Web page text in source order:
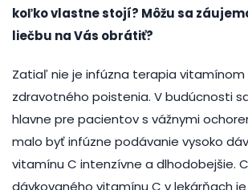
koľko vlastne stojí? Môžu sa
liečbu na Vás obrátiť?
Zatiaľ nie je infúzna terapia vitamínom
zdravotného poistenia. V budúcnosti
hlavne pre pacientov s vážnymi
malo byť infúzne podávanie vysoko
vitamínu C intenzívne a dlhodobejšie.
dávkovaného vitamínu C v lekárňach je